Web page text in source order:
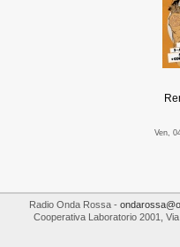
Ven,
Radio Onda Rossa-
Cooperativa Laboratorio 2001